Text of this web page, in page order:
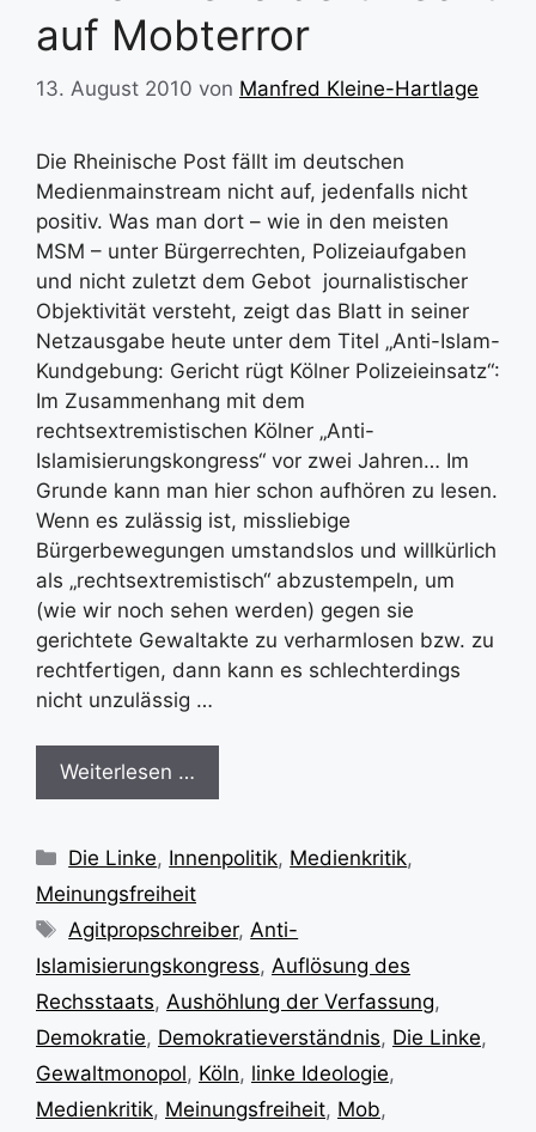
auf Mobterror
13. August 2010 von Manfred Kleine-Hartlage
Die Rheinische Post fällt im deutschen
Medienmainstream nicht auf, jedenfalls nicht
positiv. Was man dort – wie in den meisten
MSM – unter Bürgerrechten, Polizeiaufgaben
und nicht zuletzt dem Gebot journalistischer
Objektivität versteht, zeigt das Blatt in seiner
Netzausgabe heute unter dem Titel „Anti-Islam-
Kundgebung: Gericht rügt Kölner Polizeieinsatz“:
Im Zusammenhang mit dem
rechtsextremistischen Kölner „Anti-
Islamisierungskongress“ vor zwei Jahren… Im
Grunde kann man hier schon aufhören zu lesen.
Wenn es zulässig ist, missliebige
Bürgerbewegungen umstandslos und willkürlich
als „rechtsextremistisch“ abzustempeln, um
(wie wir noch sehen werden) gegen sie
gerichtete Gewaltakte zu verharmlosen bzw. zu
rechtfertigen, dann kann es schlechterdings
nicht unzulässig …
Weiterlesen …
Kategorien
Die Linke, Innenpolitik, Medienkritik,
Meinungsfreiheit
Schlagwörter
Agitpropschreiber,Anti-
Islamisierungskongress, Auflösung des
Rechsstaats, Aushöhlung der Verfassung,
Demokratie, Demokratieverständnis, Die Linke,
Gewaltmonopol, Köln, linke Ideologie,
Medienkritik, Meinungsfreiheit, Mob,